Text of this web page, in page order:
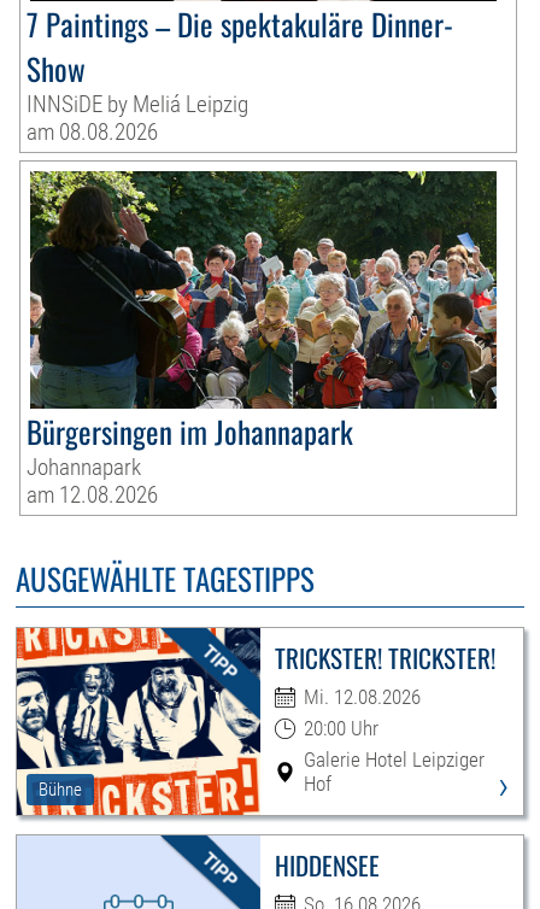
7 Paintings – Die spektakuläre Dinner-
Show
INNSiDE by Meliá Leipzig
am 08.08.2026
Bürgersingen im Johannapark
Johannapark
am 12.08.2026
AUSGEWÄHLTE TAGESTIPPS
Bühne
TRICKSTER! TRICKSTER!
Mi. 12.08.2026
20:00 Uhr
Galerie Hotel Leipziger
Hof
›
HIDDENSEE